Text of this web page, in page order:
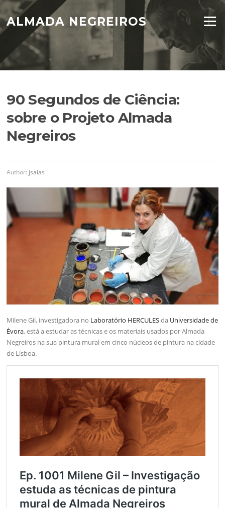
to
content
ALMADA NEGREIROS Menu
90 Segundos de Ciência:
sobre o Projeto Almada
Negreiros
Author: jsaias
Milene Gil, investigadora no Laboratório HERCULESda Universidade de
Évora, está a estudar as técnicas e os materiais usados por Almada
Negreiros na sua pintura mural em cinco núcleos de pintura na cidade
de Lisboa.